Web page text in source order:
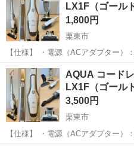
LX1F（ゴール
1,800円
栗東市
【仕様】 ・電源（ACアダプター）：交流100V 50/60Hz共用 コード
長さ 約1.8m ・消費電力：約15W
式（バッテリー：リチウムイオン
滋賀 栗東市 ブ
AQUA コード
LX1F（ゴール
3,500円
栗東市
【仕様】 ・電源（ACアダプター）：交流100V 50/60Hz共用 コード
長さ 約1.8m ・消費電力：約15W